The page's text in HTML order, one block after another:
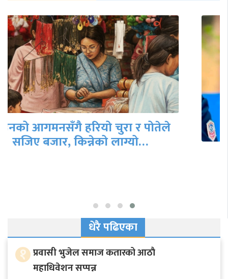
धेरै पढिएका
१ प्रवासी भुजेल समाज कतारको आठाै
महाधिवेशन सप्पन्न